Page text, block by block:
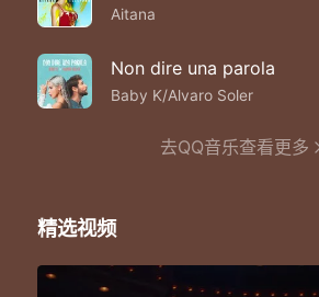
Detente como dice la canción
Sufriendo llorando de pena
Aitana
Non dire una parola
Baby K/Alvaro Soler
去QQ音乐查看更多
精选视频